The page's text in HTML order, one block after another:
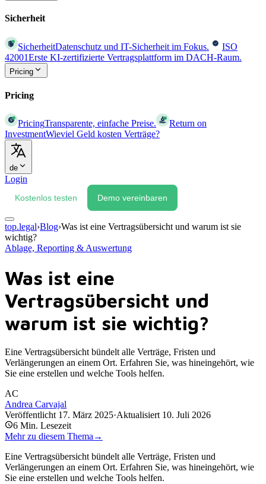
Sicherheit
SicherheitDatenschutz und IT-Sicherheit im Fokus.
ISO
42001Erste KI-zertifizierte Vertragsplattform im DACH-Raum.
Pricing
Pricing
PricingTransparente, einfache Preise.
Return on
InvestmentWieviel Geld kosten Verträge?
de
Login
Kostenlos testen Demo vereinbaren
top.legal›Blog›Was ist eine Vertragsübersicht und warum ist sie
wichtig?
Ablage, Reporting & Auswertung
Was ist eine
Vertragsübersicht und
warum ist sie wichtig?
Eine Vertragsübersicht bündelt alle Verträge, Fristen und
Verlängerungen an einem Ort. Erfahren Sie, was hineingehört, wie
Sie eine erstellen und welche Tools helfen.
AC
Andrea Carvajal
Veröffentlicht 17. März 2025·Aktualisiert 10. Juli 2026
6 Min. Lesezeit
Mehr zu diesem Thema →
Eine Vertragsübersicht bündelt alle Verträge, Fristen und
Verlängerungen an einem Ort. Erfahren Sie, was hineingehört, wie
Sie eine erstellen und welche Tools helfen.